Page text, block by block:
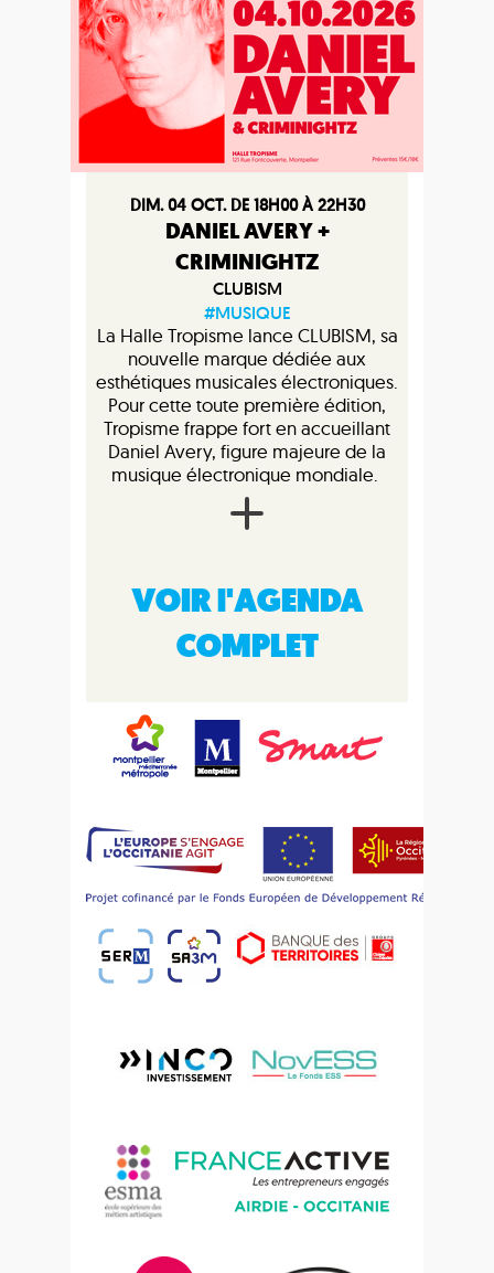
DIM. 04 OCT. DE 18H00 À 22H30
DANIEL AVERY +
CRIMINIGHTZ
CLUBISM
#MUSIQUE
La Halle Tropisme lance CLUBISM, sa
nouvelle marque dédiée aux
esthétiques musicales électroniques.
Pour cette toute première édition,
Tropisme frappe fort en accueillant
Daniel Avery, figure majeure de la
musique électronique mondiale.
VOIR l'AGENDA
COMPLET